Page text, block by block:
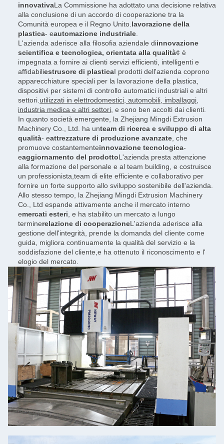
innovativaLa Commissione ha adottato una decisione relativa
alla conclusione di un accordo di cooperazione tra la
Comunità europea e il Regno Unito. lavorazione della
plastica- eautomazione industriale
L'azienda aderisce alla filosofia aziendale diinnovazione
scientifica e tecnologica, orientata alla qualità¢ è
impegnata a fornire ai clienti servizi efficienti, intelligenti e
affidabiliestrusore di plasticaI prodotti dell'azienda coprono
apparecchiature speciali per la lavorazione della plastica,
dispositivi per sistemi di controllo automatici industriali e altri
settori. utilizzati in elettrodomestici, automobili, imballaggi,
industria medica e altri settori , e sono ben accolti dai clienti.
In quanto società emergente, la Zhejiang Mingdi Extrusion
Machinery Co., Ltd. ha unteam di ricerca e sviluppo di alta
qualità- eattrezzature di produzione avanzate , che
promuove costantementeinnovazione tecnologica-
eaggiornamento del prodottoL'azienda presta attenzione
alla formazione del personale e al team building, e costruisce
un professionista,team di elite efficiente e collaborativo per
fornire un forte supporto allo sviluppo sostenibile dell'azienda.
Allo stesso tempo, la Zhejiang Mingdi Extrusion Machinery
Co., Ltd espande attivamente anche il mercato interno
emercati esteri , e ha stabilito un mercato a lungo
terminerelazione di cooperazioneL'azienda aderisce alla
gestione dell'integrità, prende la domanda del cliente come
guida, migliora continuamente la qualità del servizio e la
soddisfazione del cliente,e ha ottenuto il riconoscimento e l'
elogio del mercato.